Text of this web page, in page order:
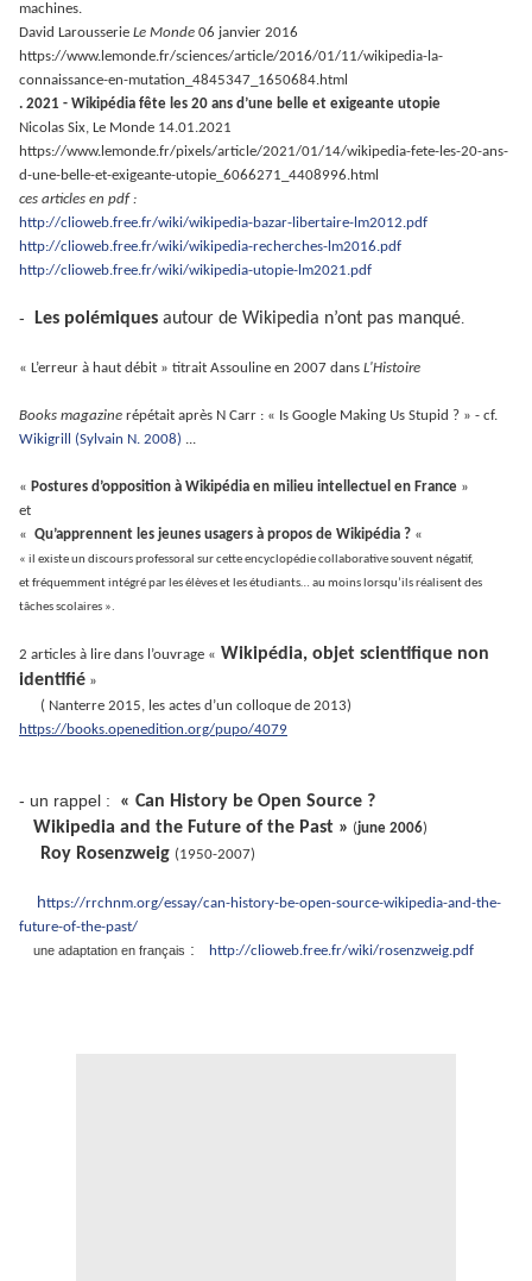
machines.
David Larousserie Le Monde 06 janvier 2016
https://www.lemonde.fr/sciences/article/2016/01/11/wikipedia-la-
connaissance-en-mutation_4845347_1650684.html
. 2021 - Wikipédia fête les 20 ans d’une belle et exigeante utopie
Nicolas Six, Le Monde 14.01.2021
https://www.lemonde.fr/pixels/article/2021/01/14/wikipedia-fete-les-20-ans-
d-une-belle-et-exigeante-utopie_6066271_4408996.html
ces articles en pdf :
http://clioweb.free.fr/wiki/wikipedia-bazar-libertaire-lm2012.pdf
http://clioweb.free.fr/wiki/wikipedia-recherches-lm2016.pdf
http://clioweb.free.fr/wiki/wikipedia-utopie-lm2021.pdf
- Les polémiques autour de Wikipedia n’ont pas manqué.
« L’erreur à haut débit » titrait Assouline en 2007 dans L'Histoire
Books magazine répétait après N Carr : « Is Google Making Us Stupid ? » - cf.
Wikigrill (Sylvain N. 2008) ...
« Postures d’opposition à Wikipédia en milieu intellectuel en France »
et
« Qu’apprennent les jeunes usagers à propos de Wikipédia ? «
« il existe un discours professoral sur cette encyclopédie collaborative souvent négatif,
et fréquemment intégré par les élèves et les étudiants… au moins lorsqu’ils réalisent des
tâches scolaires ».
2 articles à lire dans l’ouvrage « Wikipédia, objet scientifique non
identifié »
( Nanterre 2015, les actes d’un colloque de 2013)
https://books.openedition.org/pupo/4079
- un rappel : « Can History be Open Source ?
Wikipedia and the Future of the Past » (june 2006)
Roy Rosenzweig (1950-2007)
https://rrchnm.org/essay/can-history-be-open-source-wikipedia-and-the-
future-of-the-past/
une adaptation en français : http://clioweb.free.fr/wiki/rosenzweig.pdf